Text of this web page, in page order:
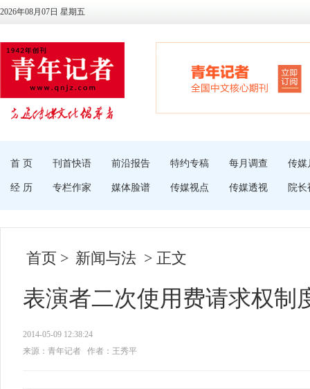
2026年08月07日 星期五
首 页 刊首快语 前沿报告 特约专稿 每月调查 传媒
经 历 专栏作家 媒体脸谱 传媒视点 传媒透视 院长
首页 > 新闻与法 > 正文
表演者二次使用费请求权制
2014-05-09 12:38:24
来源：青年记者
作者：王秀平